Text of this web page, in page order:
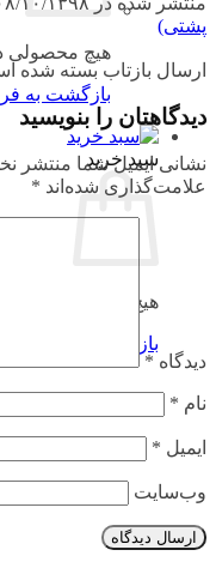
هیچ محصولی
بازگشت به
سبد خرید
هیچ محصولی در
بازگشت به فروشگاه
پشتی)
ارسال بازتاب بسته شده
دیدگاهتان را بنویسید
نشانی ایمیل شما منتشر
علامت‌گذاری شده‌اند *
دیدگاه *
نام *
ایمیل *
وب‌سایت